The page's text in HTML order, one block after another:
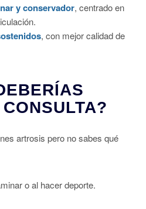
y conservador, centrado en
, con mejor calidad de
artrosis pero no sabes qué
o al hacer deporte.